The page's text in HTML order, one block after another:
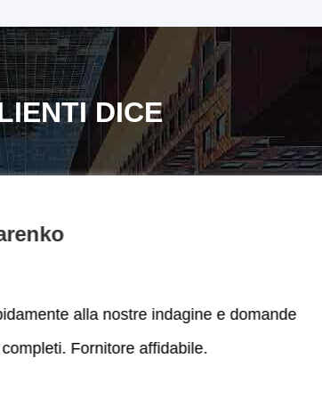
DICE
alla nostre indagine e domande
Fornitore affidabile.